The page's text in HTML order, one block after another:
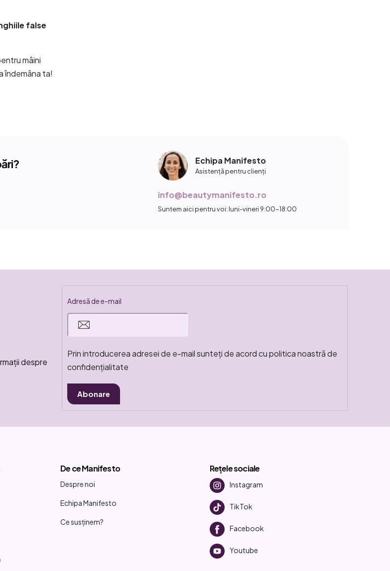
false
mâini
îndemâna ta!
Echipa Manifesto
Asistență pentru clienți
info@beautymanifesto.ro
Suntem aici pentru voi: luni-vineri 9:00-18:00
despre
Adresă de e-mail
Prin introducerea adresei de e-mail sunteți de acord cu politica noastră de
confidențialitate
Abonare
De ce Manifesto
Despre noi
Echipa Manifesto
Ce susținem?
Rețele sociale
Instagram
TikTok
Facebook
Youtube